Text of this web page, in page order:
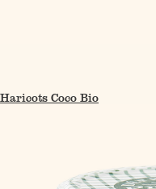
Haricots Coco Bio